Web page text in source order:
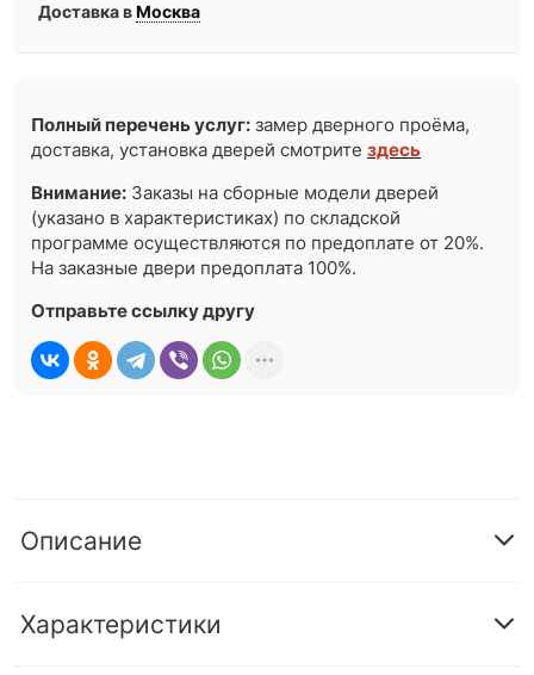
Доставка вМосква
Полный перечень услуг: замер дверного проёма,
доставка, установка дверей смотритездесь
Внимание: Заказы на сборные модели дверей
(указано в характеристиках) по складской
программе осуществляются по предоплате от 20%.
На заказные двери предоплата 100%.
Отправьте ссылку другу
Описание
Характеристики